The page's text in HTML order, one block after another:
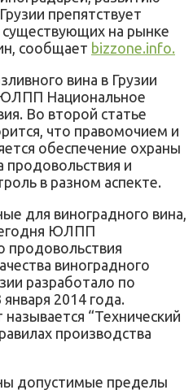
препятствует
на рынке
сообщает bizzone.info.
вина в Грузии
Национальное
Во второй статье
что правомочием и
обеспечение охраны
продовольствия и
в разном аспекте.
для виноградного вина,
ЮЛПП
продовольствия
виноградного
разработало по
2014 года.
“Технический
производства
допустимые пределы